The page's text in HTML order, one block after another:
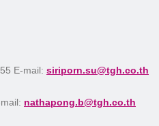
E-mail: siriporn.su@tgh.co.th
nathapong.b@tgh.co.th